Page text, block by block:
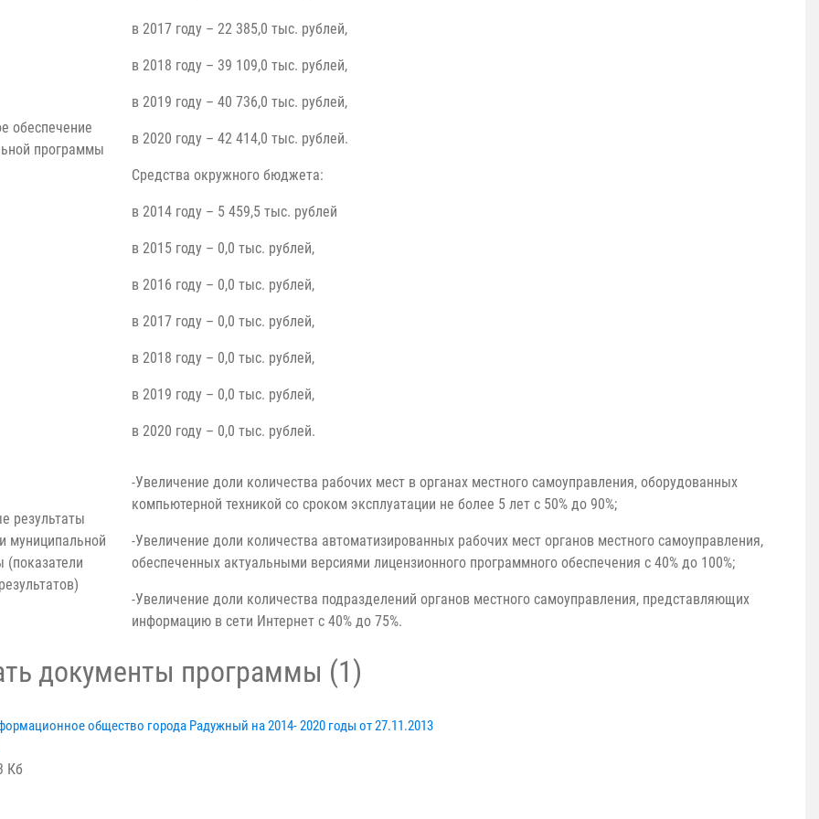
обеспечение
программы
в 2017 году – 22 385,0 тыс. рублей,
в 2018 году – 39 109,0 тыс. рублей,
в 2019 году – 40 736,0 тыс. рублей,
в 2020 году – 42 414,0 тыс. рублей.
Средства окружного бюджета:
в 2014 году – 5 459,5 тыс. рублей
в 2015 году – 0,0 тыс. рублей,
в 2016 году – 0,0 тыс. рублей,
в 2017 году – 0,0 тыс. рублей,
в 2018 году – 0,0 тыс. рублей,
в 2019 году – 0,0 тыс. рублей,
в 2020 году – 0,0 тыс. рублей.
результаты
муниципальной
(показатели
-Увеличение доли количества рабочих мест в органах местного самоуправления, оборудованных
компьютерной техникой со сроком эксплуатации не более 5 лет с 50% до 90%;
-Увеличение доли количества автоматизированных рабочих мест органов местного самоуправления,
обеспеченных актуальными версиями лицензионного программного обеспечения с 40% до 100%;
-Увеличение доли количества подразделений органов местного самоуправления, представляющих
информацию в сети Интернет с 40% до 75%.
документы программы (1)
общество города Радужный на 2014- 2020 годы от 27.11.2013
Кб